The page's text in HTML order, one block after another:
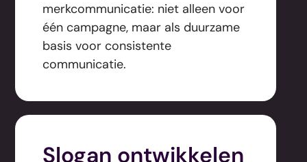
merkcommunicatie: niet alleen voor
één campagne, maar als duurzame
basis voor consistente
communicatie.
Slogan ontwikkelen